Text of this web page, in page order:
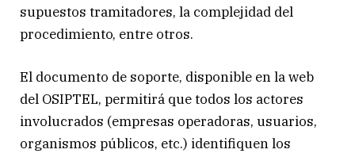
supuestos tramitadores, la complejidad del
procedimiento, entre otros.
El documento de soporte, disponible en la web
del OSIPTEL, permitirá que todos los actores
involucrados (empresas operadoras, usuarios,
organismos públicos, etc.) identifiquen los